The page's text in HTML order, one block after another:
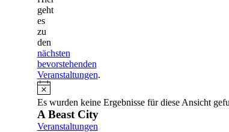
geht
es
zu
den
nächsten
bevorstehenden
Veranstaltungen.
Hinweis
Es wurden keine Ergebnisse für diese Ansicht
A Beast City
Veranstaltungen